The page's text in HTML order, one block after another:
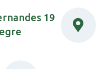
19